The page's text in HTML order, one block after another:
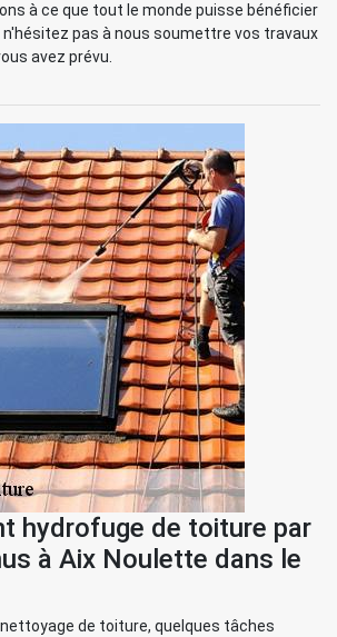
à ce que tout le monde puisse bénéficier
pas à nous soumettre vos travaux
avez prévu.
hydrofuge de toiture par
à Aix Noulette dans le
de toiture, quelques tâches